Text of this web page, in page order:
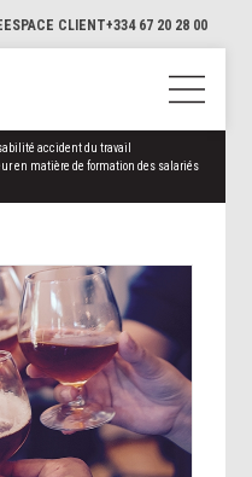
ESPACE CLIENT+334 67 20 28 00
accident du travail
en matière de formation des salariés